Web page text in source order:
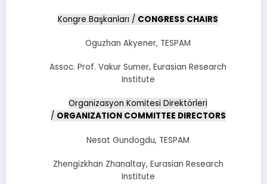
Kongre Başkanları / CONGRESS CHAIRS
Oguzhan Akyener, TESPAM
Assoc. Prof. Vakur Sumer, Eurasian Research
Institute
Organizasyon Komitesi Direktörleri
/ ORGANIZATION COMMITTEE DIRECTORS
Nesat Gundogdu, TESPAM
Zhengizkhan Zhanaltay, Eurasian Research
Institute